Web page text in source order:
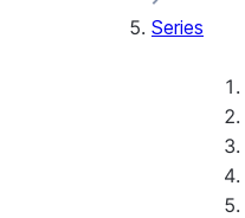
Series